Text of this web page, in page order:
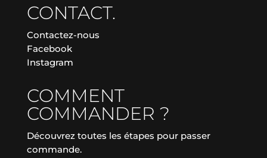
CONTACT.
Contactez-nous
Facebook
Instagram
COMMENT
COMMANDER ?
Découvrez toutes les étapes pour passer
commande.